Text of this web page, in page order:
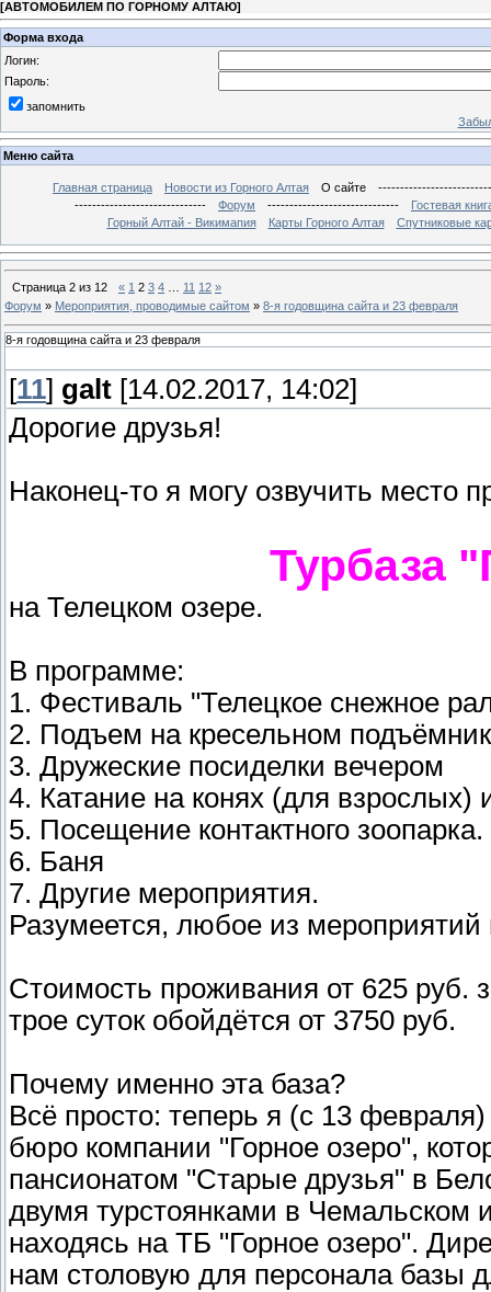
[АВТОМОБИЛЕМ ПО ГОРНОМУ АЛТАЮ]
Форма входа
Логин:
Пароль:
запомнить
Меню сайта
Главная страница Новости из Горного Алтая О сайте
------------------------------
Форум ------------------------------
Гостевая
Горный Алтай - Викимапия
Карты Горного Алтая Спутниковые
Страница 2 из 12 « 1 2 3 4 11 12 »
Форум » Мероприятия, проводимые сайтом » 8-я годовщина сайта и 23 февраля
8-я годовщина сайта и 23 февраля
[11] galt [14.02.2017, 14:02]
Дорогие друзья!
Наконец-то я могу озвучить место
Турбаза
на Телецком озере.
В программе:
1. Фестиваль "Телецкое снежное
2. Подъем на кресельном
3. Дружеские посиделки вечером
4. Катание на конях (для взрослых)
5. Посещение контактного зоопарка.
6. Баня
7. Другие мероприятия.
Разумеется, любое из
Стоимость проживания от 625 руб.
трое суток обойдётся от 3750 руб.
Почему именно эта база?
Всё просто: теперь я (с 13
бюро компании "Горное озеро",
пансионатом "Старые друзья" в
двумя турстоянками в Чемальском
находясь на ТБ "Горное озеро".
нам столовую для персонала базы